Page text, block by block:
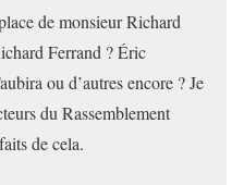
de monsieur Richard
Ferrand ? Éric
ou d’autres encore ? Je
du Rassemblement
de cela.